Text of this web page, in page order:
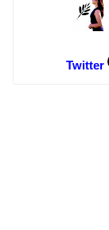
Twitter